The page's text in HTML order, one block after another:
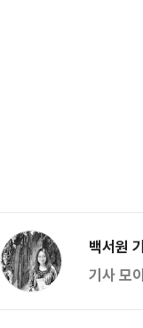
백서원
기사 모